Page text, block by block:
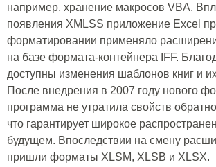
например, хранение макросов VBA.
появления XMLSS приложение Excel
форматировании применяло
на базе формата-контейнера IFF.
доступны изменения шаблонов книг и
После внедрения в 2007 году нового
программа не утратила свойств
что гарантирует широкое
будущем. Впоследствии на смену
пришли форматы XLSM, XLSB и XLSX.